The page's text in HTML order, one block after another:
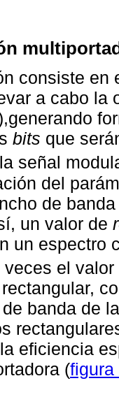
consiste en
a cabo la
bits que
señal
del
de
un valor de
un espectro
el
banda de
eficiencia
(figura